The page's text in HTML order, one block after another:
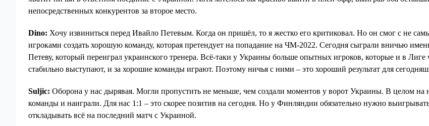
непосредственных конкурентов за второе место.
Dino: Хочу извиниться перед Ивайло Петевым. Когда он пришёл, то я жестко его критиковал. Но он смог с не
игроками создать хорошую команду, которая претендует на попадание на ЧМ-2022. Сегодня сыграли вничью
Петеву, который переиграл украинского тренера. Всё-таки у Украины больше опытных игроков, которые и в Лиге
стабильно выступают, и за хорошие команды играют. Поэтому ничья с ними – это хороший результат для
Suljic: Оборона у нас дырявая. Могли пропустить не меньше, чем создали моментов у ворот Украины. В целом на
команды и наиграли. Для нас 1:1 – это скорее позитив на сегодня. Но у Финляндии обязательно нужно
откладывать всё на последний матч с Украиной.